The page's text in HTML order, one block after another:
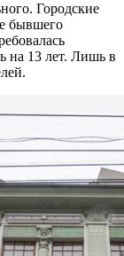
Городские
бывшего
на 13 лет. Лишь в